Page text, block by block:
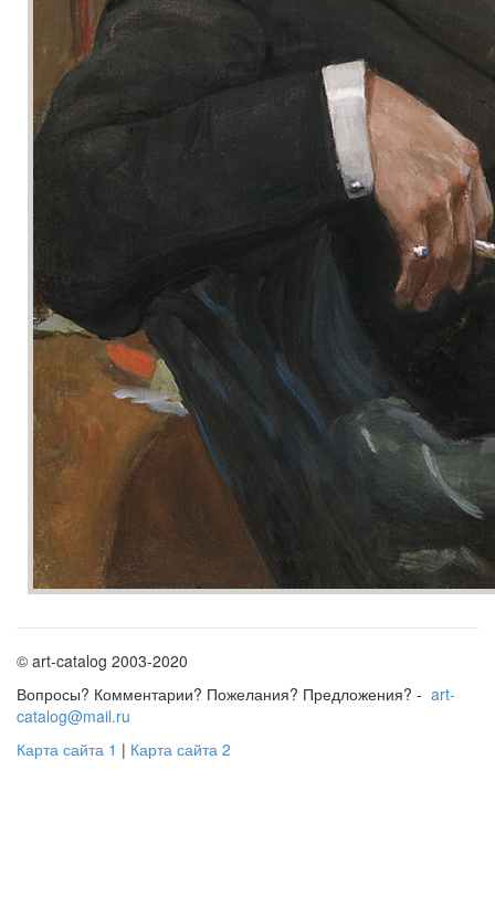
© art-catalog 2003-2020
Вопросы? Комментарии? Пожелания? Предложения? - art-
catalog@mail.ru
Карта сайта 1 | Карта сайта 2